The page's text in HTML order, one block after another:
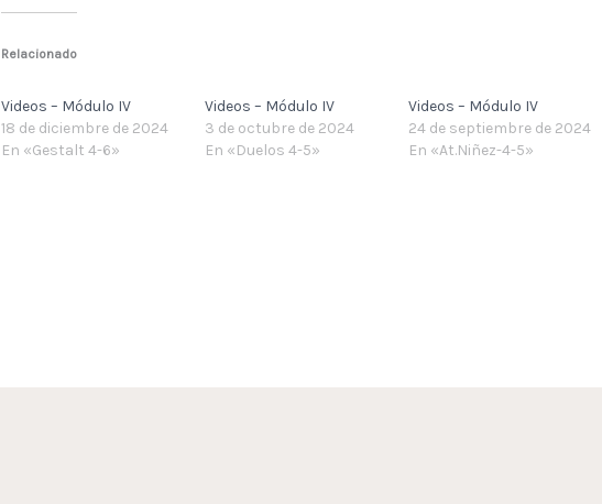
Relacionado
Videos – Módulo IV
18 de diciembre de 2024
En «Gestalt 4-6»
Videos – Módulo IV
3 de octubre de 2024
En «Duelos 4-5»
Videos – Módulo IV
24 de septiembre de 2024
En «At.Niñez-4-5»